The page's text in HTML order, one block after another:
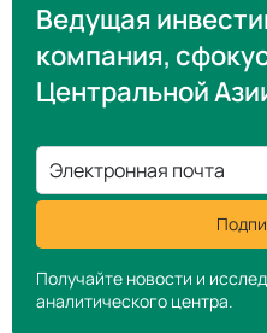
Ведущая
компания,
Центральной
Электронная почта
Получайте новости и
аналитического центра.